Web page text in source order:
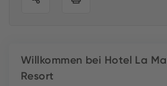
Willkommen bei Hotel La
Resort